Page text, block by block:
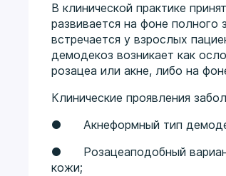
В клинической практике
развивается на фоне
встречается у взрослых
демодекоз возникает как
розацеа или акне, либо на
Клинические проявления
● Акнеформный тип
● Розацеаподобный вариант
кожи;